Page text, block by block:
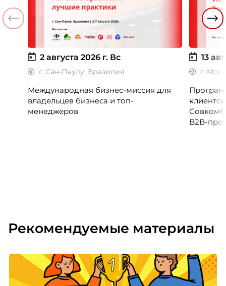
2 августа 2026 г. Вс
г. Сан-Паулу, Бразилия
Международная бизнес-миссия для
владельцев бизнеса и топ-
менеджеров
13
г.
B2B-
Рекомендуемые материалы